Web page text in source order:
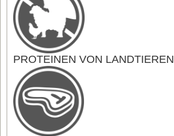
PROTEINEN VON LANDTIEREN